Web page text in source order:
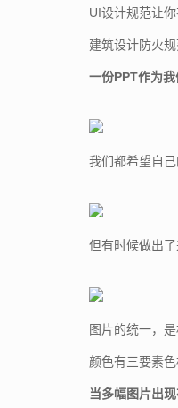
UI设计规范让
建筑设计防火
一份PPT作为
我们都希望自己
但有时候做出了
图片的统一，
颜色有三要素
当多幅图片出